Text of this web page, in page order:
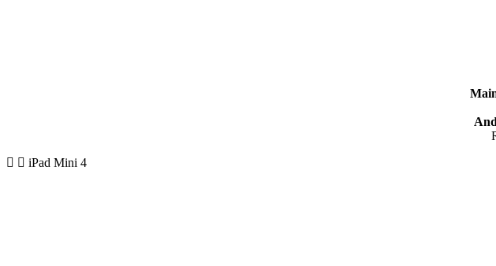
iPad Mini 4